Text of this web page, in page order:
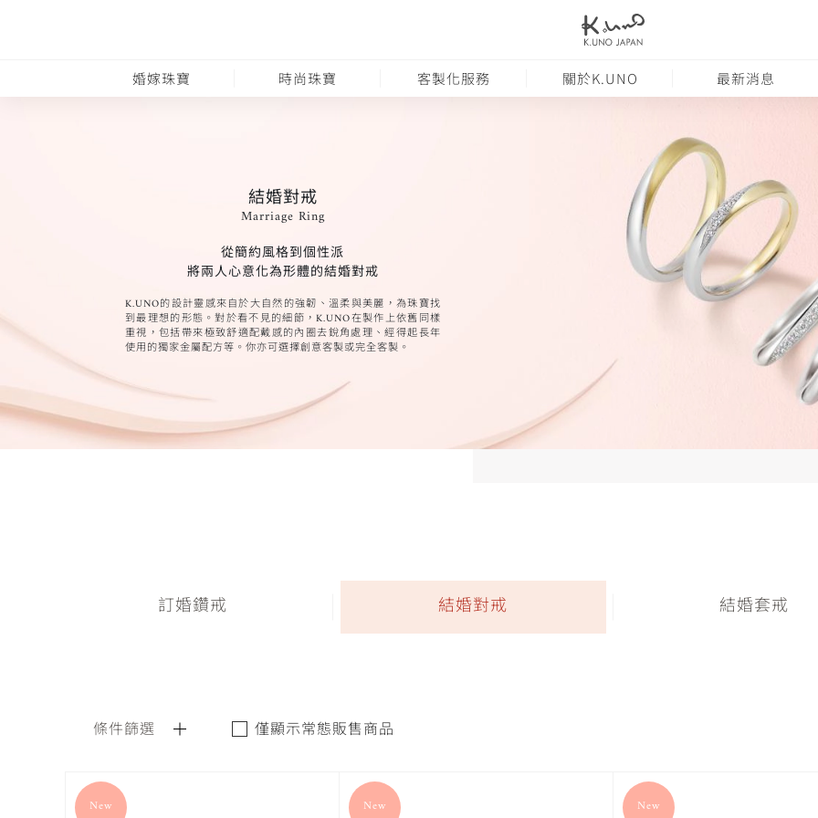
婚嫁珠寶 時尚珠寶 客製化服務 關於K.UNO 最新消息
結婚對戒
Marriage Ring
從簡約風格到個性派
將兩人心意化為形體的結婚對戒
K.UNO的設計靈感來自於大自然的強韌、溫柔與美麗，為珠寶找
到最理想的形態。對於看不見的細節，K.UNO在製作上依舊同樣
重視，包括帶來極致舒適配戴感的內圈去銳角處理、經得起長年
使用的獨家金屬配方等。你亦可選擇創意客製或完全客製。
訂婚鑽戒 結婚對戒 結婚套戒
條件篩選 僅顯示常態販售商品